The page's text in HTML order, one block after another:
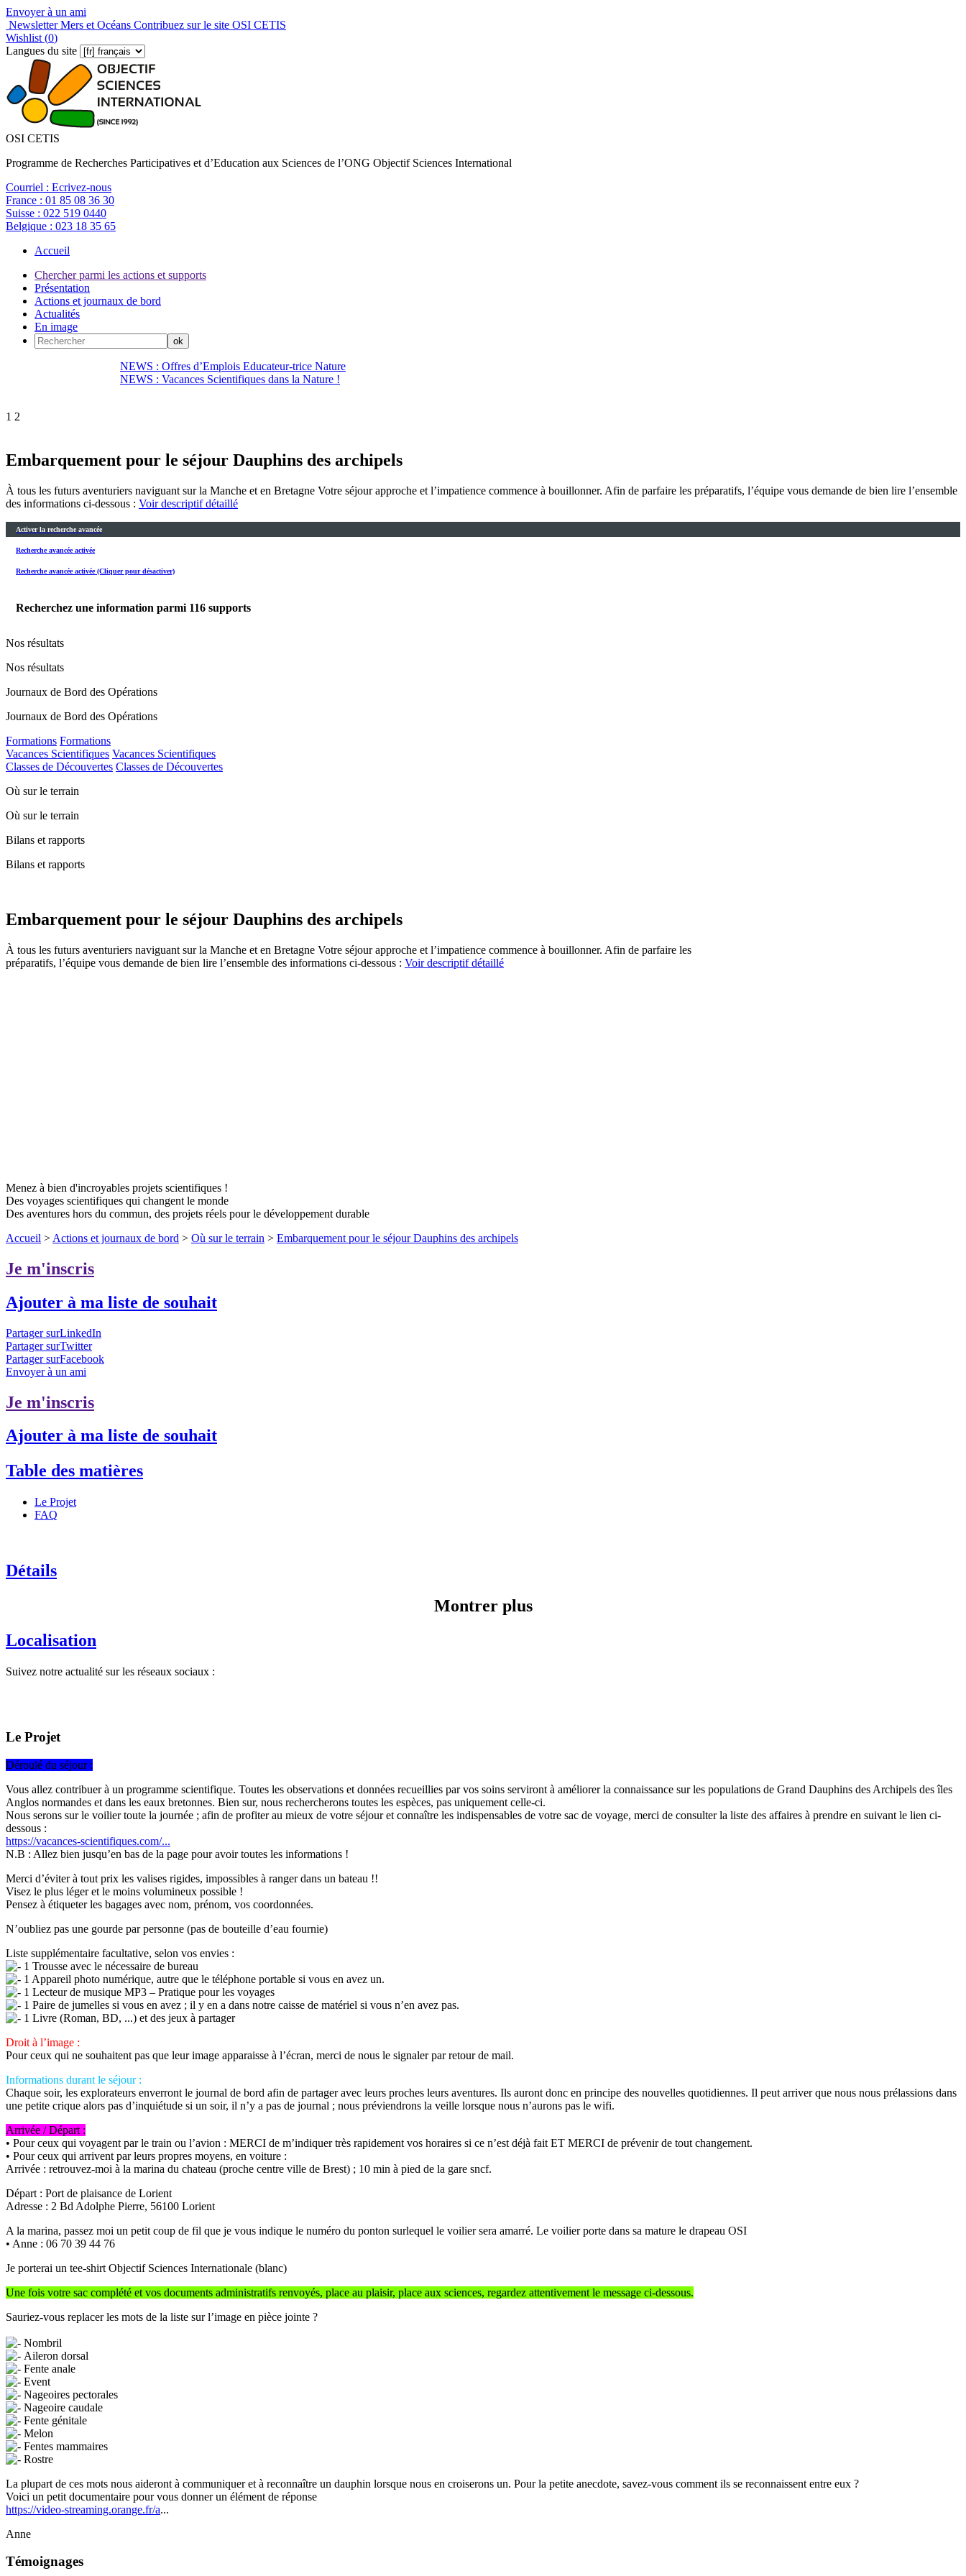
Envoyer à un ami
Newsletter Mers et Océans Contribuez sur le site OSI CETIS
Wishlist (0)
Langues du site
OSI CETIS
Programme de Recherches Participatives et d’Education aux Sciences de l’ONG Objectif Sciences International
Courriel : Ecrivez-nous
France : 01 85 08 36 30
Suisse : 022 519 0440
Belgique : 023 18 35 65
Accueil
Chercher parmi les actions et supports
Présentation
Actions et journaux de bord
Actualités
En image
NEWS : Offres d’Emplois Educateur-trice Nature
NEWS : Vacances Scientifiques dans la Nature !
1 2
Embarquement pour le séjour Dauphins des archipels
À tous les futurs aventuriers naviguant sur la Manche et en Bretagne Votre séjour approche et l’impatience commence à bouillonner. Afin de parfaire les préparatifs, l’équipe vous demande de bien lire l’ensemble
des informations ci-dessous : Voir descriptif détaillé
Activer la recherche avancée
Recherche avancée activée
Recherche avancée activée (Cliquer pour désactiver)
Recherchez une information parmi 116 supports
Nos résultats
Nos résultats
Journaux de Bord des Opérations
Journaux de Bord des Opérations
Formations Formations
Vacances Scientifiques Vacances Scientifiques
Classes de Découvertes Classes de Découvertes
Où sur le terrain
Où sur le terrain
Bilans et rapports
Bilans et rapports
Embarquement pour le séjour Dauphins des archipels
À tous les futurs aventuriers naviguant sur la Manche et en Bretagne Votre séjour approche et l’impatience commence à bouillonner. Afin de parfaire les
préparatifs, l’équipe vous demande de bien lire l’ensemble des informations ci-dessous : Voir descriptif détaillé
Menez à bien d'incroyables projets scientifiques !
Des voyages scientifiques qui changent le monde
Des aventures hors du commun, des projets réels pour le développement durable
Accueil > Actions et journaux de bord > Où sur le terrain > Embarquement pour le séjour Dauphins des archipels
Je m'inscris
Ajouter à ma liste de souhait
Partager surLinkedIn
Partager surTwitter
Partager surFacebook
Envoyer à un ami
Je m'inscris
Ajouter à ma liste de souhait
Table des matières
Le Projet
FAQ
Détails
Montrer plus
Localisation
Suivez notre actualité sur les réseaux sociaux :
Le Projet
Déroulé du séjour :
Vous allez contribuer à un programme scientifique. Toutes les observations et données recueillies par vos soins serviront à améliorer la connaissance sur les populations de Grand Dauphins des Archipels des îles
Anglos normandes et dans les eaux bretonnes. Bien sur, nous rechercherons toutes les espèces, pas uniquement celle-ci.
Nous serons sur le voilier toute la journée ; afin de profiter au mieux de votre séjour et connaître les indispensables de votre sac de voyage, merci de consulter la liste des affaires à prendre en suivant le lien ci-
dessous :
https://vacances-scientifiques.com/...
N.B : Allez bien jusqu’en bas de la page pour avoir toutes les informations !
Merci d’éviter à tout prix les valises rigides, impossibles à ranger dans un bateau !!
Visez le plus léger et le moins volumineux possible !
Pensez à étiqueter les bagages avec nom, prénom, vos coordonnées.
N’oubliez pas une gourde par personne (pas de bouteille d’eau fournie)
Liste supplémentaire facultative, selon vos envies :
1 Trousse avec le nécessaire de bureau
1 Appareil photo numérique, autre que le téléphone portable si vous en avez un.
1 Lecteur de musique MP3 – Pratique pour les voyages
1 Paire de jumelles si vous en avez ; il y en a dans notre caisse de matériel si vous n’en avez pas.
1 Livre (Roman, BD, ...) et des jeux à partager
Droit à l’image :
Pour ceux qui ne souhaitent pas que leur image apparaisse à l’écran, merci de nous le signaler par retour de mail.
Informations durant le séjour :
Chaque soir, les explorateurs enverront le journal de bord afin de partager avec leurs proches leurs aventures. Ils auront donc en principe des nouvelles quotidiennes. Il peut arriver que nous nous prélassions dans
une petite crique alors pas d’inquiétude si un soir, il n’y a pas de journal ; nous préviendrons la veille lorsque nous n’aurons pas le wifi.
Arrivée / Départ :
• Pour ceux qui voyagent par le train ou l’avion : MERCI de m’indiquer très rapidement vos horaires si ce n’est déjà fait ET MERCI de prévenir de tout changement.
• Pour ceux qui arrivent par leurs propres moyens, en voiture :
Arrivée : retrouvez-moi à la marina du chateau (proche centre ville de Brest) ; 10 min à pied de la gare sncf.
Départ : Port de plaisance de Lorient
Adresse : 2 Bd Adolphe Pierre, 56100 Lorient
A la marina, passez moi un petit coup de fil que je vous indique le numéro du ponton surlequel le voilier sera amarré. Le voilier porte dans sa mature le drapeau OSI
• Anne : 06 70 39 44 76
Je porterai un tee-shirt Objectif Sciences Internationale (blanc)
Une fois votre sac complété et vos documents administratifs renvoyés, place au plaisir, place aux sciences, regardez attentivement le message ci-dessous.
Sauriez-vous replacer les mots de la liste sur l’image en pièce jointe ?
Nombril
Aileron dorsal
Fente anale
Event
Nageoires pectorales
Nageoire caudale
Fente génitale
Melon
Fentes mammaires
Rostre
La plupart de ces mots nous aideront à communiquer et à reconnaître un dauphin lorsque nous en croiserons un. Pour la petite anecdote, savez-vous comment ils se reconnaissent entre eux ?
Voici un petit documentaire pour vous donner un élément de réponse
https://video-streaming.orange.fr/a...
Anne
Témoignages